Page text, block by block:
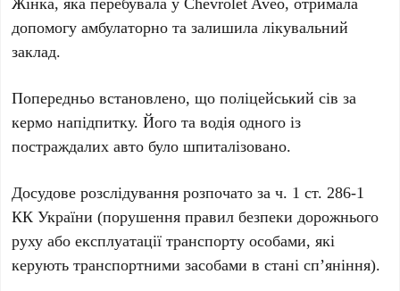
допомогу амбулаторно та залишила лікувальний
заклад.
Попередньо встановлено, що поліцейський сів за
кермо напідпитку. Його та водія одного із
постраждалих авто було шпиталізовано.
Досудове розслідування розпочато за ч. 1 ст. 286-1
КК України (порушення правил безпеки дорожнього
руху або експлуатації транспорту особами, які
керують транспортними засобами в стані сп’яніння).